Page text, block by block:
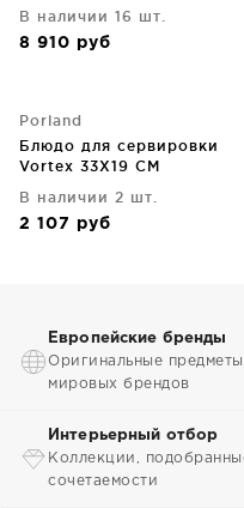
В наличии 16 шт.
8 910 руб
Porland
Блюдо для сервировки
Vortex 33X19 CM
В наличии 2 шт.
2 107 руб
Европейские бренды
Оригинальные
мировых брендов
Интерьерный отбор
Коллекции,
сочетаемости